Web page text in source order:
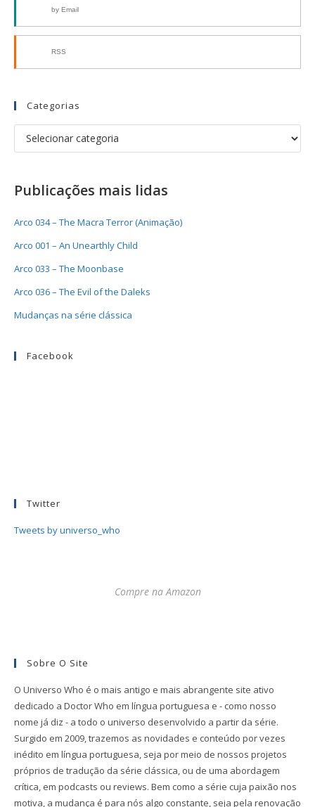
by Email
RSS
Categorias
Publicações mais lidas
Arco 034 – The Macra Terror (Animação)
Arco 001 – An Unearthly Child
Arco 033 – The Moonbase
Arco 036 – The Evil of the Daleks
Mudanças na série clássica
Facebook
Twitter
Tweets by universo_who
Compre na Amazon
Sobre O Site
O Universo Who é o mais antigo e mais abrangente site ativo
dedicado a Doctor Who em língua portuguesa e - como nosso
nome já diz - a todo o universo desenvolvido a partir da série.
Surgido em 2009, trazemos as novidades e conteúdo por vezes
inédito em língua portuguesa, seja por meio de nossos projetos
próprios de tradução da série clássica, ou de uma abordagem
crítica, em podcasts ou reviews. Bem como a série cuja paixão nos
motiva, a mudança é para nós algo constante, seja pela renovação